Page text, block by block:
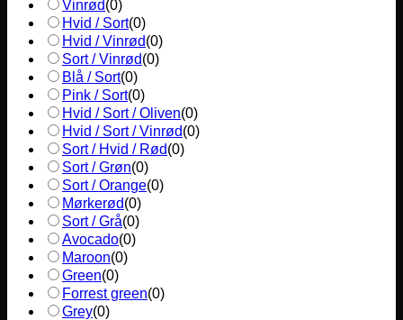
Vinrød(0)
Hvid / Sort(0)
Hvid / Vinrød(0)
Sort / Vinrød(0)
Blå / Sort(0)
Pink / Sort(0)
Hvid / Sort / Oliven(0)
Hvid / Sort / Vinrød(0)
Sort / Hvid / Rød(0)
Sort / Grøn(0)
Sort / Orange(0)
Mørkerød(0)
Sort / Grå(0)
Avocado(0)
Maroon(0)
Green(0)
Forrest green(0)
Grey(0)